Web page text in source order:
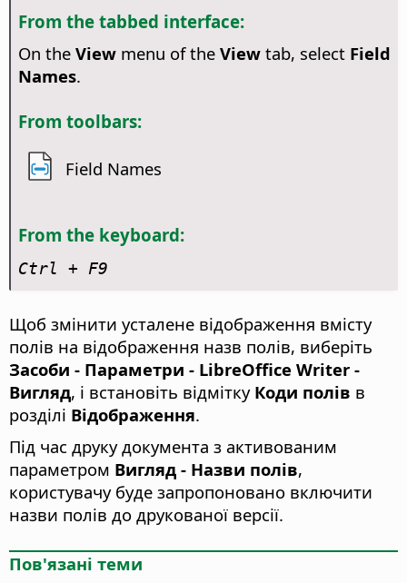
From the tabbed interface:
On the Viewmenu of the Viewtab, select Field
Names.
From toolbars:
Field Names
From the keyboard:
Ctrl + F9
Щоб змінити усталене відображення вмісту
полів на відображення назв полів, виберіть
Засоби - Параметри - LibreOffice Writer -
Вигляд, і встановіть відмітку Коди полів в
розділі Відображення.
Під час друку документа з активованим
параметром Вигляд - Назви полів,
користувачу буде запропоновано включити
назви полів до друкованої версії.
Пов'язані теми